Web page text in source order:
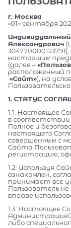
г. Москва
«01» сентября
Александрович
настоящим
(далее –
расположенный
«Сайт»), на
1. СТАТУС
1.1. Настоящее
в соответствии
Полное и
настоящего
совершенным с
Сайта
регистрацию,
1.2. Используя
ознакомлен,
принимает все
Пользователь не
вправе
1.3. Настоящее
Администрацией
либо